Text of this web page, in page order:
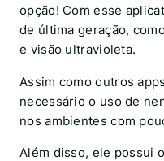
opção! Com esse
de última geração,
e visão ultravioleta.
Assim como outros
necessário o uso de
nos ambientes com
Além disso, ele possui